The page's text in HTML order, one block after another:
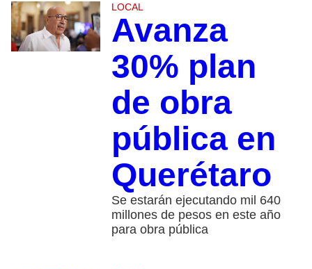
LOCAL
Avanza
30% plan
de obra
pública en
Querétaro
Se estarán ejecutando mil 640
millones de pesos en este año
para obra pública